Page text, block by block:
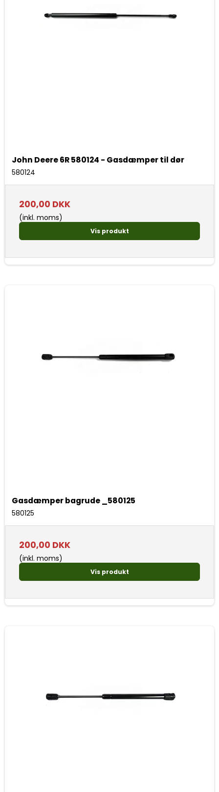
John Deere 6R 580124 - Gasdæmper til dør
580124
200,00 DKK
(inkl. moms)
Vis produkt
Gasdæmper bagrude _580125
580125
200,00 DKK
(inkl. moms)
Vis produkt